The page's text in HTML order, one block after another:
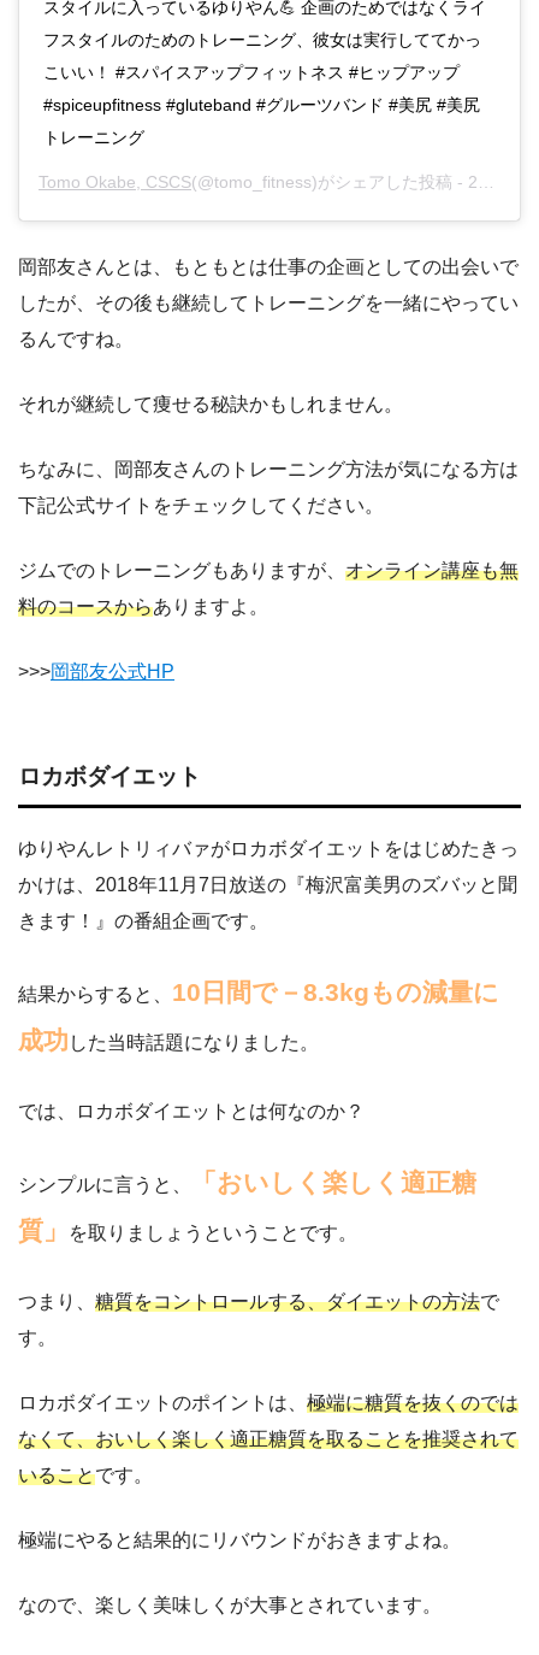
スタイルに入っているゆりやん💪 企画のためではなくライ
フスタイルのためのトレーニング、彼女は実行しててかっ
こいい！ #スパイスアップフィットネス #ヒップアップ
#spiceupfitness #gluteband #グルーツバンド #美尻 #美尻
トレーニング
Tomo Okabe, CSCS(@tomo_fitness)がシェアした投稿 - 2020年 5月月11日午前9時24分PDT
岡部友さんとは、もともとは仕事の企画としての出会いで
したが、その後も継続してトレーニングを一緒にやってい
るんですね。
それが継続して痩せる秘訣かもしれません。
ちなみに、岡部友さんのトレーニング方法が気になる方は
下記公式サイトをチェックしてください。
ジムでのトレーニングもありますが、 オンライン講座も無
料のコースからありますよ。
>>>岡部友公式HP
ロカボダイエット
ゆりやんレトリィバァがロカボダイエットをはじめたきっ
かけは、2018年11月7日放送の『梅沢富美男のズバッと聞
きます！』の番組企画です。
結果からすると、 10日間で－8.3kgもの減量に
成功 した当時話題になりました。
では、ロカボダイエットとは何なのか？
シンプルに言うと、
「おいしく楽しく適正糖
質」
を取りましょうということです。
つまり、 糖質をコントロールする、ダイエットの方法で
す。
ロカボダイエットのポイントは、 極端に糖質を抜くのでは
なくて、おいしく楽しく適正糖質を取ることを推奨されて
いることです。
極端にやると結果的にリバウンドがおきますよね。
なので、楽しく美味しくが大事とされています。